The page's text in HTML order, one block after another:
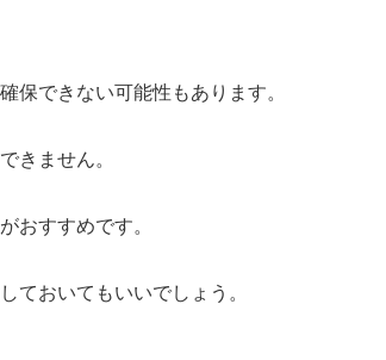
保できない可能性もあります。
きません。
おすすめです。
ておいてもいいでしょう。